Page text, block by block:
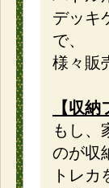
デッキ
で、
様々販
【収納
もし、
のが収
トレ